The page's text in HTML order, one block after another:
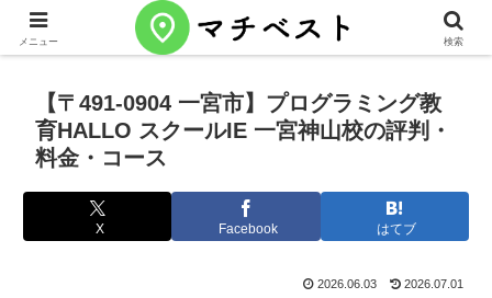
【〒491-0904 一宮市】プログラミング教
育HALLO スクールIE 一宮神山校の評判・
料金・コース
X Facebook はてブ
2026.06.03 2026.07.01
メニュー 検索